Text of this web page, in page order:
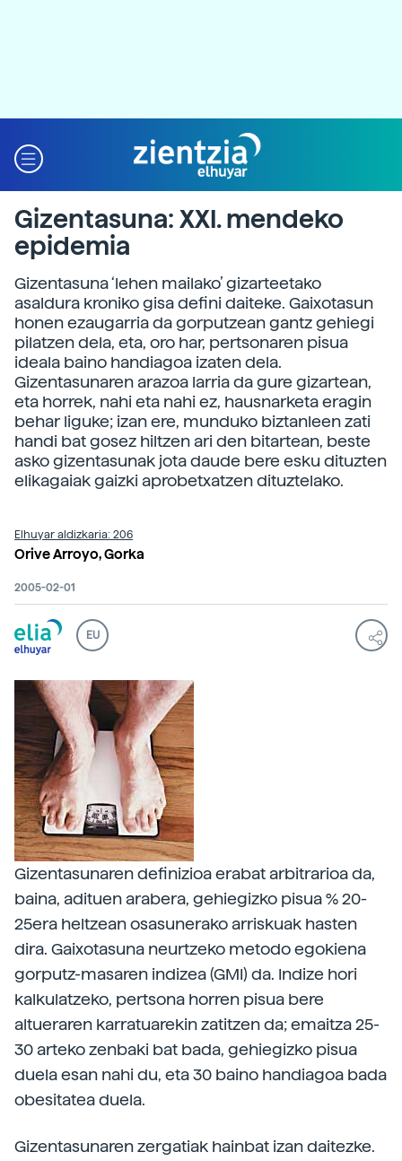
Gizentasuna: XXI. mendeko
epidemia
Gizentasuna ‘lehen mailako’ gizarteetako
asaldura kroniko gisa defini daiteke. Gaixotasun
honen ezaugarria da gorputzean gantz gehiegi
pilatzen dela, eta, oro har, pertsonaren pisua
ideala baino handiagoa izaten dela.
Gizentasunaren arazoa larria da gure gizartean,
eta horrek, nahi eta nahi ez, hausnarketa eragin
behar liguke; izan ere, munduko biztanleen zati
handi bat gosez hiltzen ari den bitartean, beste
asko gizentasunak jota daude bere esku dituzten
elikagaiak gaizki aprobetxatzen dituztelako.
Elhuyar aldizkaria: 206
Orive Arroyo, Gorka
2005-02-01
EU
Gizentasunaren definizioa erabat arbitrarioa da,
baina, adituen arabera, gehiegizko pisua % 20-
25era heltzean osasunerako arriskuak hasten
dira. Gaixotasuna neurtzeko metodo egokiena
gorputz-masaren indizea (GMI) da. Indize hori
kalkulatzeko, pertsona horren pisua bere
altueraren karratuarekin zatitzen da; emaitza 25-
30 arteko zenbaki bat bada, gehiegizko pisua
duela esan nahi du, eta 30 baino handiagoa bada
obesitatea duela.
Gizentasunaren zergatiak hainbat izan daitezke.